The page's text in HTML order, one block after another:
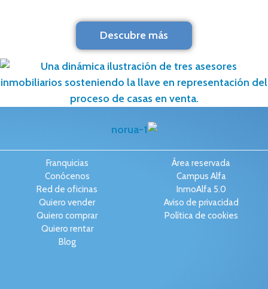
Descubre más
Franquicias
Conócenos
Red de oficinas
Quiero vender
Quiero comprar
Quiero rentar
Blog
Área reservada
Campus Alfa
InmoAlfa 5.0
Aviso de privacidad
Política de cookies